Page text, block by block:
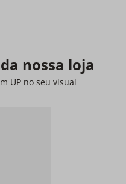
nossa loja
UP no seu visual